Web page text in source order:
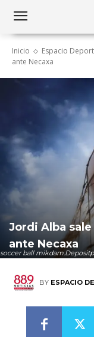
Inicio Espacio
ante Necaxa
soccer ball
Jordi Alba
ante Necaxa
BY ESPACIO